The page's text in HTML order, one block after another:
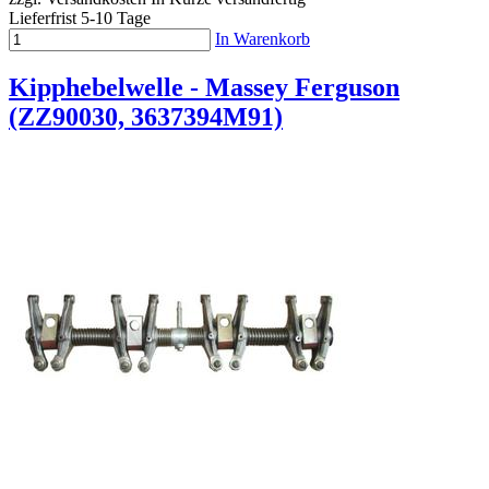
Lieferfrist 5-10 Tage
In Warenkorb
Kipphebelwelle - Massey Ferguson
(ZZ90030, 3637394M91)